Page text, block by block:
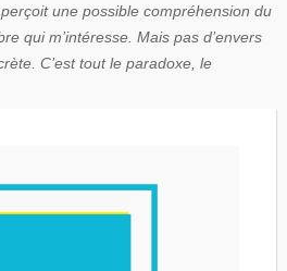
une possible compréhension du
qui m’intéresse. Mais pas d’envers
C’est tout le paradoxe, le